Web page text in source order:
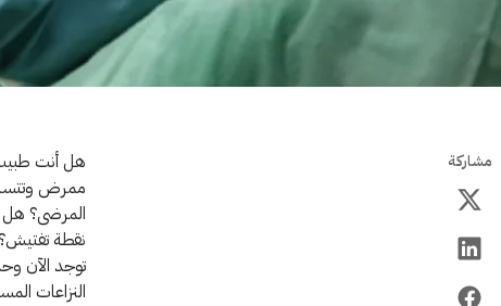
مشاركة
هل أنت
ممرض
المرضى؟ هل
نقطة
توجد الآن
النزاعات